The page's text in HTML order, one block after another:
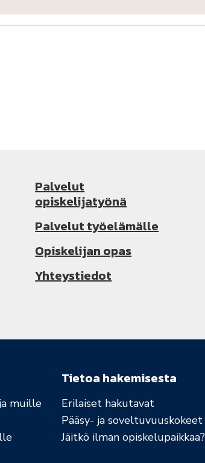
Palvelut
opiskelijatyönä
Palvelut työelämälle
Opiskelijan opas
Yhteystiedot
muille
Tietoa hakemisesta
Erilaiset hakutavat
Pääsy- ja soveltuvuuskokeet
Jäitkö ilman opiskelupaikkaa?